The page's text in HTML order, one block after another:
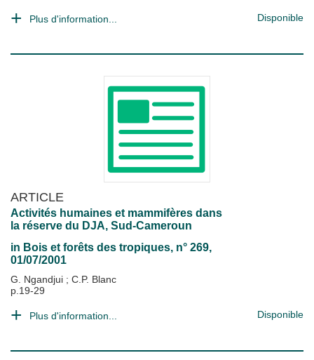
Plus d'information... Disponible
ARTICLE
Activités humaines et mammifères dans
la réserve du DJA, Sud-Cameroun
in Bois et forêts des tropiques, n° 269,
01/07/2001
G. Ngandjui ; C.P. Blanc
p.19-29
Plus d'information... Disponible